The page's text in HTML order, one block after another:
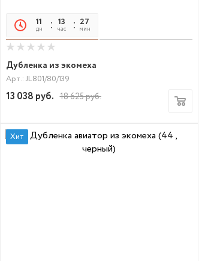
11
дн
13
час
27
мин
Дубленка из экомеха
Арт.: JL801/80/139
13 038 руб. 18 625руб.
Хит